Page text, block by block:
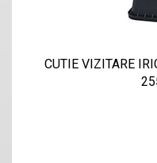
CUTIE VIZITARE